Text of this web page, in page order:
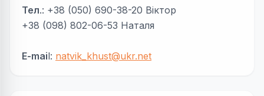
Тел.: +38 (050) 690-38-20 Віктор
+38 (098) 802-06-53 Наталя
E-mail: natvik_khust@ukr.net